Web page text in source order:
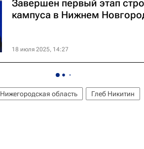
Завершен первый этап
кампуса в Нижнем
18 июля 2025, 14:27
Нижегородская область Глеб Никитин